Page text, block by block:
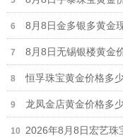
8月8日金多银多黄金